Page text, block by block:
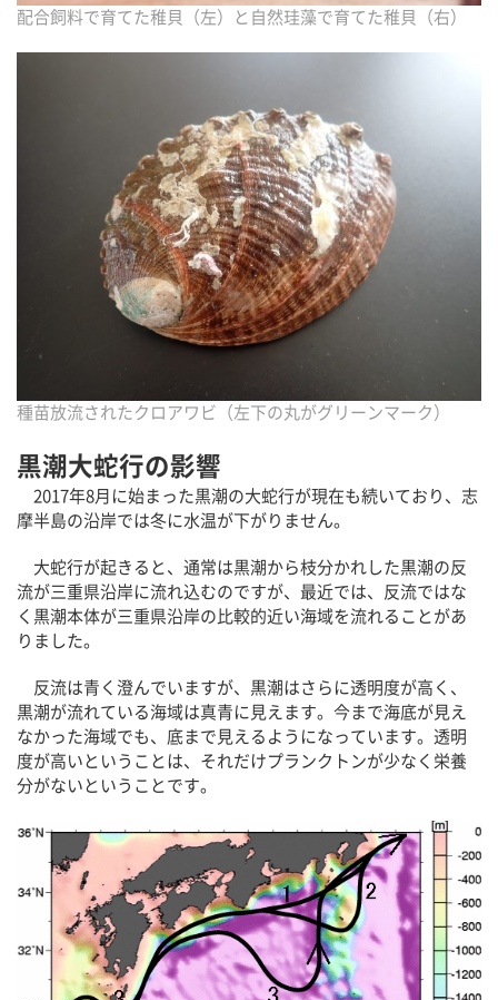
配合飼料で育てた稚貝（左）と自然珪藻で育てた稚貝（右）
種苗放流されたクロアワビ（左下の丸がグリーンマーク）
黒潮大蛇行の影響
2017年8月に始まった黒潮の大蛇行が現在も続いており、志
摩半島の沿岸では冬に水温が下がりません。
大蛇行が起きると、通常は黒潮から枝分かれした黒潮の反
流が三重県沿岸に流れ込むのですが、最近では、反流ではな
く黒潮本体が三重県沿岸の比較的近い海域を流れることがあ
りました。
反流は青く澄んでいますが、黒潮はさらに透明度が高く、
黒潮が流れている海域は真青に見えます。今まで海底が見え
なかった海域でも、底まで見えるようになっています。透明
度が高いということは、それだけプランクトンが少なく栄養
分がないということです。